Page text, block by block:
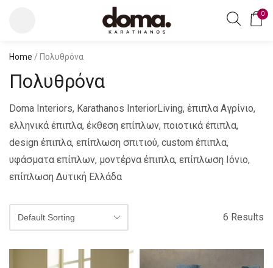
0
Home / Πολυθρόνα
Πολυθρόνα
Doma Interiors, Karathanos InteriorLiving, έπιπλα Αγρίνιο,
ελληνικά έπιπλα, έκθεση επίπλων, ποιοτικά έπιπλα,
design έπιπλα, επίπλωση σπιτιού, custom έπιπλα,
υφάσματα επίπλων, μοντέρνα έπιπλα, επίπλωση Ιόνιο,
επίπλωση Δυτική Ελλάδα
6 Results